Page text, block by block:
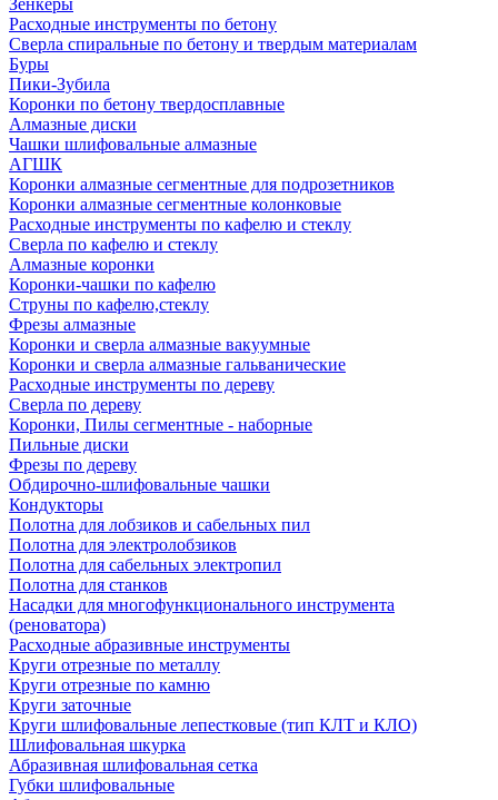
Зенкеры
Расходные инструменты по бетону
Сверла спиральные по бетону и твердым материалам
Буры
Пики-Зубила
Коронки по бетону твердосплавные
Алмазные диски
Чашки шлифовальные алмазные
АГШК
Коронки алмазные сегментные для подрозетников
Коронки алмазные сегментные колонковые
Расходные инструменты по кафелю и стеклу
Сверла по кафелю и стеклу
Алмазные коронки
Коронки-чашки по кафелю
Струны по кафелю,стеклу
Фрезы алмазные
Коронки и сверла алмазные вакуумные
Коронки и сверла алмазные гальванические
Расходные инструменты по дереву
Сверла по дереву
Коронки, Пилы сегментные - наборные
Пильные диски
Фрезы по дереву
Обдирочно-шлифовальные чашки
Кондукторы
Полотна для лобзиков и сабельных пил
Полотна для электролобзиков
Полотна для сабельных электропил
Полотна для станков
Насадки для многофункционального инструмента
(реноватора)
Расходные абразивные инструменты
Круги отрезные по металлу
Круги отрезные по камню
Круги заточные
Круги шлифовальные лепестковые (тип КЛТ и КЛО)
Шлифовальная шкурка
Абразивная шлифовальная сетка
Губки шлифовальные